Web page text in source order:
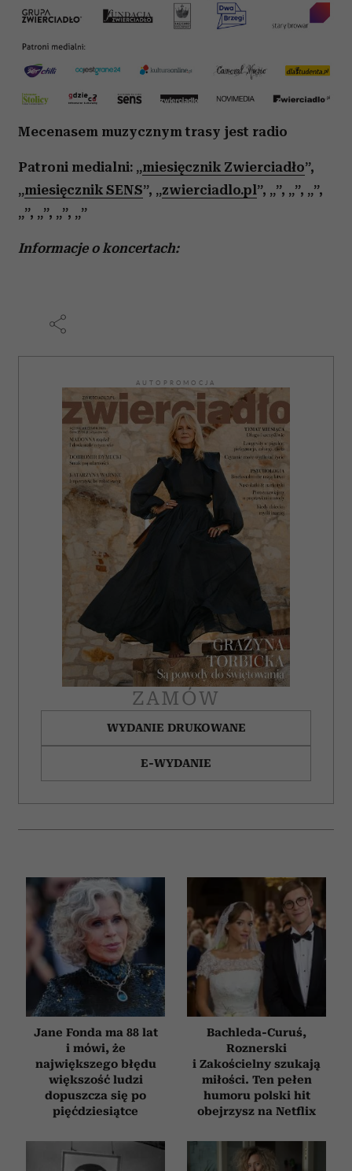
analizować ruch w naszej witrynie. Informacje o tym, jak
korzystasz z naszej witryny, udostępniamy partnerom
społecznościowym, reklamowym i analitycznym.
Partnerzy mogą połączyć te informacje z innymi danymi
korzystania z ich usług.
Mecenasem muzycznym trasy jest radio
Patroni medialni: „miesięcznik Zwierciadło”,
„miesięcznik SENS”, „zwierciadlo.pl”, „”, „”, „”,
„”, „”, „”, „”
Informacje o koncertach:
AUTOPROMOCJA
ZAMÓW
WYDANIE DRUKOWANE
E-WYDANIE
Jane Fonda ma 88 lat
i mówi, że
największego błędu
większość ludzi
dopuszcza się po
pięćdziesiątce
Bachleda-Curuś,
Roznerski
i Zakościelny szukają
miłości. Ten pełen
humoru polski hit
obejrzysz na Netflix